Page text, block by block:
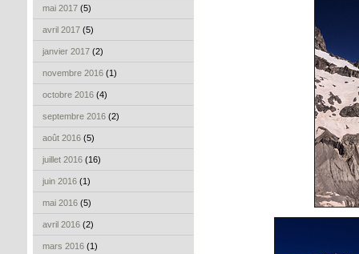
mai 2017 (5)
avril 2017 (5)
janvier 2017 (2)
novembre 2016 (1)
octobre 2016 (4)
septembre 2016 (2)
août 2016 (5)
juillet 2016 (16)
juin 2016 (1)
mai 2016 (5)
avril 2016 (2)
mars 2016 (1)